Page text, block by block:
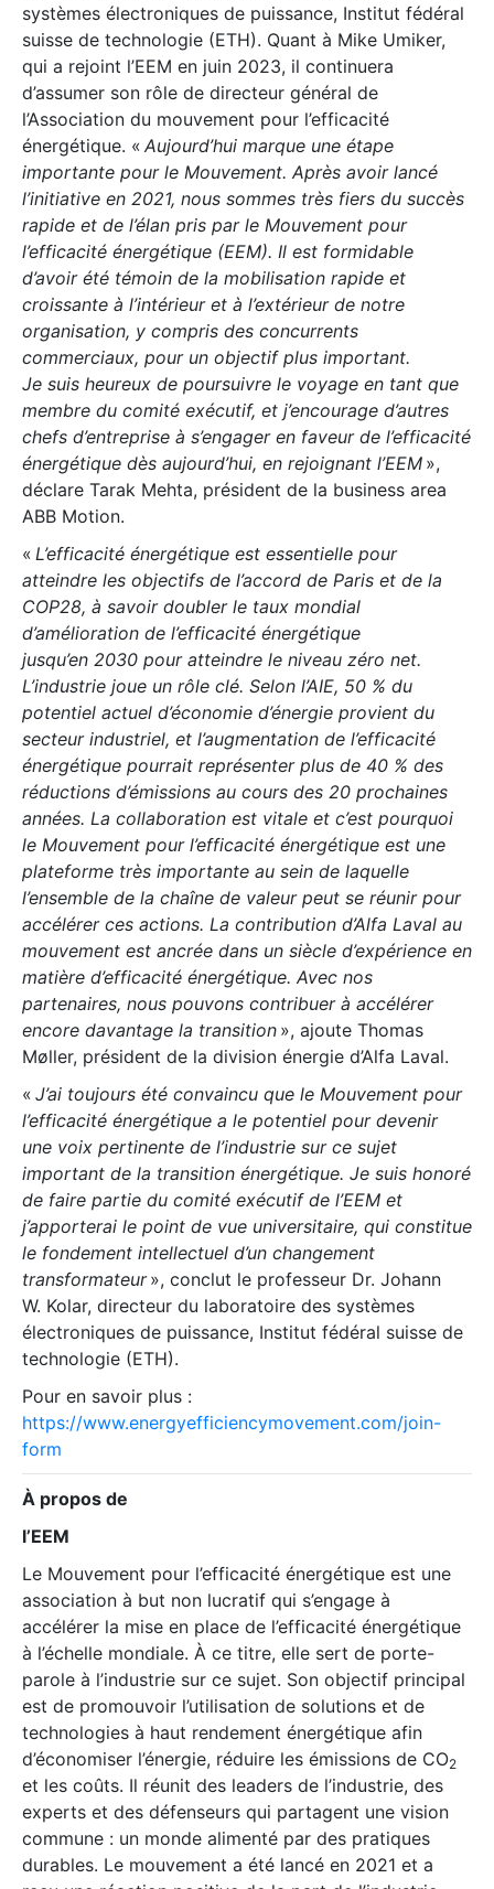
systèmes électroniques de puissance, Institut fédéral
suisse de technologie (ETH). Quant à Mike Umiker,
qui a rejoint l’EEM en juin 2023, il continuera
d’assumer son rôle de directeur général de
l’Association du mouvement pour l’efficacité
énergétique. « Aujourd’hui marque une étape
importante pour le Mouvement. Après avoir lancé
l’initiative en 2021, nous sommes très fiers du succès
rapide et de l’élan pris par le Mouvement pour
l’efficacité énergétique (EEM). Il est formidable
d’avoir été témoin de la mobilisation rapide et
croissante à l’intérieur et à l’extérieur de notre
organisation, y compris des concurrents
commerciaux, pour un objectif plus important.
Je suis heureux de poursuivre le voyage en tant que
membre du comité exécutif, et j’encourage d’autres
chefs d’entreprise à s’engager en faveur de l’efficacité
énergétique dès aujourd’hui, en rejoignant l’EEM »,
déclare Tarak Mehta, président de la business area
ABB Motion.
« L’efficacité énergétique est essentielle pour
atteindre les objectifs de l’accord de Paris et de la
COP28, à savoir doubler le taux mondial
d’amélioration de l’efficacité énergétique
jusqu’en 2030 pour atteindre le niveau zéro net.
L’industrie joue un rôle clé. Selon l’AIE, 50 % du
potentiel actuel d’économie d’énergie provient du
secteur industriel, et l’augmentation de l’efficacité
énergétique pourrait représenter plus de 40 % des
réductions d’émissions au cours des 20 prochaines
années. La collaboration est vitale et c’est pourquoi
le Mouvement pour l’efficacité énergétique est une
plateforme très importante au sein de laquelle
l’ensemble de la chaîne de valeur peut se réunir pour
accélérer ces actions. La contribution d’Alfa Laval au
mouvement est ancrée dans un siècle d’expérience en
matière d’efficacité énergétique. Avec nos
partenaires, nous pouvons contribuer à accélérer
encore davantage la transition », ajoute Thomas
Møller, président de la division énergie d’Alfa Laval.
« J’ai toujours été convaincu que le Mouvement pour
l’efficacité énergétique a le potentiel pour devenir
une voix pertinente de l’industrie sur ce sujet
important de la transition énergétique. Je suis honoré
de faire partie du comité exécutif de l’EEM et
j’apporterai le point de vue universitaire, qui constitue
le fondement intellectuel d’un changement
transformateur», conclut le professeur Dr. Johann
W. Kolar, directeur du laboratoire des systèmes
électroniques de puissance, Institut fédéral suisse de
technologie (ETH).
Pour en savoir plus :
https://www.energyefficiencymovement.com/join-
form
À propos de
l’EEM
Le Mouvement pour l’efficacité énergétique est une
association à but non lucratif qui s’engage à
accélérer la mise en place de l’efficacité énergétique
à l’échelle mondiale. À ce titre, elle sert de porte-
parole à l’industrie sur ce sujet. Son objectif principal
est de promouvoir l’utilisation de solutions et de
technologies à haut rendement énergétique afin
d’économiser l’énergie, réduire les émissions de CO2
et les coûts. Il réunit des leaders de l’industrie, des
experts et des défenseurs qui partagent une vision
commune : un monde alimenté par des pratiques
durables. Le mouvement a été lancé en 2021 et a